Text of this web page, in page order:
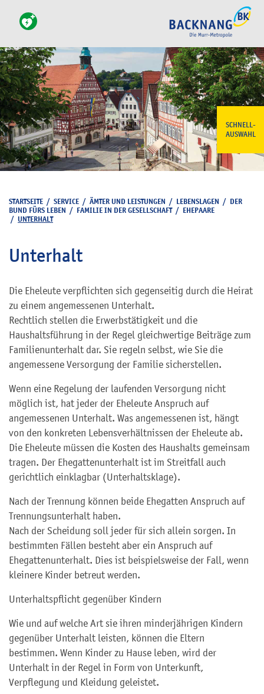
SCHNELL-
AUSWAHL
STARTSEITE / SERVICE / ÄMTER UND LEISTUNGEN / LEBENSLAGEN / DER
BUND FÜRS LEBEN / FAMILIE IN DER GESELLSCHAFT/ EHEPAARE
/ UNTERHALT
Unterhalt
Die Eheleute verpflichten sich gegenseitig durch die Heirat
zu einem angemessenen Unterhalt.
Rechtlich stellen die Erwerbstätigkeit und die
Haushaltsführung in der Regel gleichwertige Beiträge zum
Familienunterhalt dar. Sie regeln selbst, wie Sie die
angemessene Versorgung der Familie sicherstellen.
Wenn eine Regelung der laufenden Versorgung nicht
möglich ist, hat jeder der Eheleute Anspruch auf
angemessenen Unterhalt. Was angemessenen ist, hängt
von den konkreten Lebensverhältnissen der Eheleute ab.
Die Eheleute müssen die Kosten des Haushalts gemeinsam
tragen. Der Ehegattenunterhalt ist im Streitfall auch
gerichtlich einklagbar (Unterhaltsklage).
Nach der Trennung können beide Ehegatten Anspruch auf
Trennungsunterhalt haben.
Nach der Scheidung soll jeder für sich allein sorgen. In
bestimmten Fällen besteht aber ein Anspruch auf
Ehegattenunterhalt. Dies ist beispielsweise der Fall, wenn
kleinere Kinder betreut werden.
Unterhaltspflicht gegenüber Kindern
Wie und auf welche Art sie ihren minderjährigen Kindern
gegenüber Unterhalt leisten, können die Eltern
bestimmen. Wenn Kinder zu Hause leben, wird der
Unterhalt in der Regel in Form von Unterkunft,
Verpflegung und Kleidung geleistet.